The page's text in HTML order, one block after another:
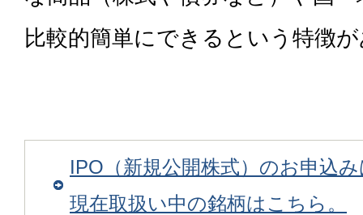
比較的簡単にできるという特徴
IPO（新規公開株式）のお申込
現在取扱い中の銘柄はこちら。